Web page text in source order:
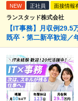
NEW 正社員 面接情報
ランスタッド株式会社
【IT事務】月収例
既卒・第二新卒歓迎／